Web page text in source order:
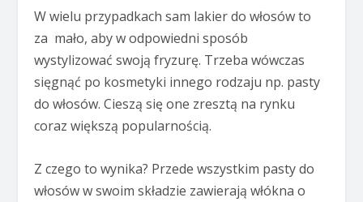
W wielu przypadkach sam lakier do włosów to
za mało, aby w odpowiedni sposób
wystylizować swoją fryzurę. Trzeba wówczas
sięgnąć po kosmetyki innego rodzaju np. pasty
do włosów. Cieszą się one zresztą na rynku
coraz większą popularnością.
Z czego to wynika? Przede wszystkim pasty do
włosów w swoim składzie zawierają włókna o